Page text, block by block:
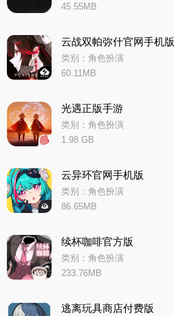
45.55MB
云战双帕弥什官网手机版
类别：角色扮演
60.11MB
光遇正版手游
类别：角色扮演
1.98 GB
云异环官网手机版
类别：角色扮演
86.65MB
续杯咖啡官方版
类别：角色扮演
233.76MB
逃离玩具商店付费版